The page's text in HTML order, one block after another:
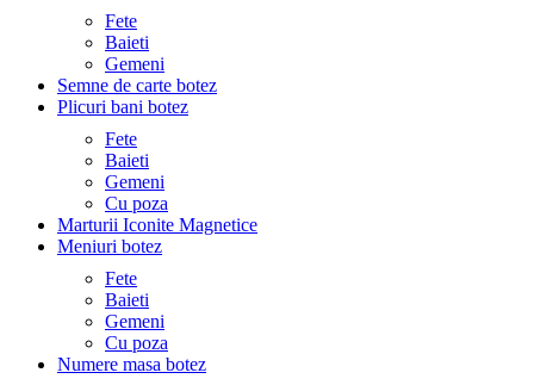
Fete
Baieti
Gemeni
Semne de carte botez
Plicuri bani botez
Fete
Baieti
Gemeni
Cu poza
Marturii Iconite Magnetice
Meniuri botez
Fete
Baieti
Gemeni
Cu poza
Numere masa botez